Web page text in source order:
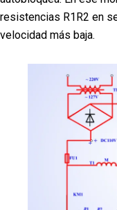
resistencias R1R2 en
velocidad más baja.